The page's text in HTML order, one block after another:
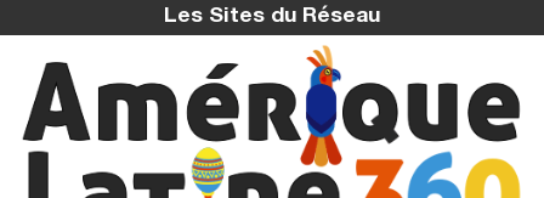
Les Sites du Réseau